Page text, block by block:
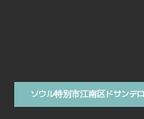
ソウル特別市江南区ドサンデ